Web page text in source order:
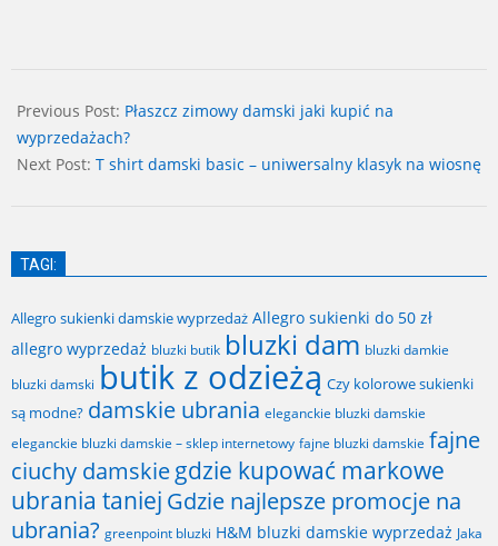
03-
05
Previous Post: Płaszcz zimowy damski jaki kupić na
wyprzedażach?
Next Post: T shirt damski basic – uniwersalny klasyk na wiosnę
TAGI:
Allegro sukienki damskie wyprzedaż Allegro sukienki do 50 zł
allegro wyprzedaż bluzki butik bluzki dam bluzki damkie
bluzki damski butik z odzieżą Czy kolorowe sukienki
są modne? damskie ubrania eleganckie bluzki damskie
eleganckie bluzki damskie – sklep internetowy fajne bluzki damskie fajne
ciuchy damskiegdzie kupować markowe
ubrania taniej Gdzie najlepsze promocje na
ubrania? greenpoint bluzki H&M bluzki damskie wyprzedaż Jaka